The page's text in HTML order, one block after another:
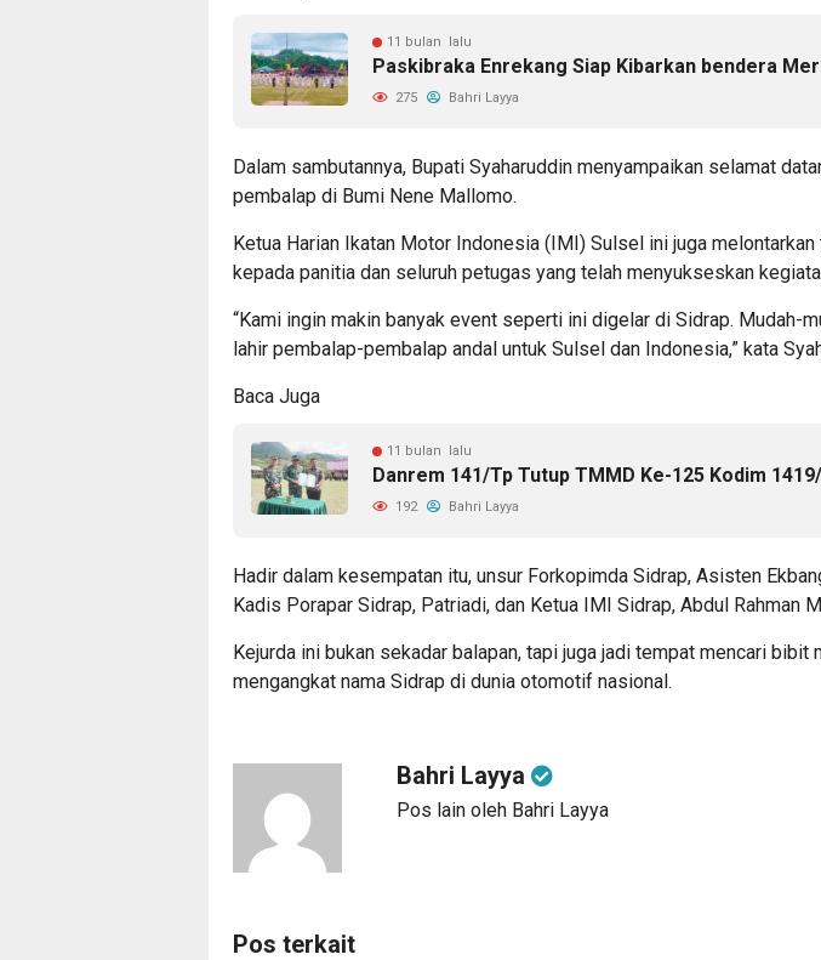
11 bulan lalu
Paskibraka Enrekang Siap Kibarkan bendera
275 Bahri Layya
Dalam sambutannya, Bupati Syaharuddin menyampaikan selamat
pembalap di Bumi Nene Mallomo.
Ketua Harian Ikatan Motor Indonesia (IMI) Sulsel ini juga
kepada panitia dan seluruh petugas yang telah menyukseskan
“Kami ingin makin banyak event seperti ini digelar di Sidrap. Mudah-
lahir pembalap-pembalap andal untuk Sulsel dan Indonesia,” kata
Baca Juga
11 bulan lalu
Danrem 141/Tp Tutup TMMD Ke-125 Kodim
192 Bahri Layya
Hadir dalam kesempatan itu, unsur Forkopimda Sidrap, Asisten
Kadis Porapar Sidrap, Patriadi, dan Ketua IMI Sidrap, Abdul Rahman
Kejurda ini bukan sekadar balapan, tapi juga jadi tempat mencari bibit
mengangkat nama Sidrap di dunia otomotif nasional.
Bahri Layya
Pos lain oleh Bahri Layya
Pos terkait